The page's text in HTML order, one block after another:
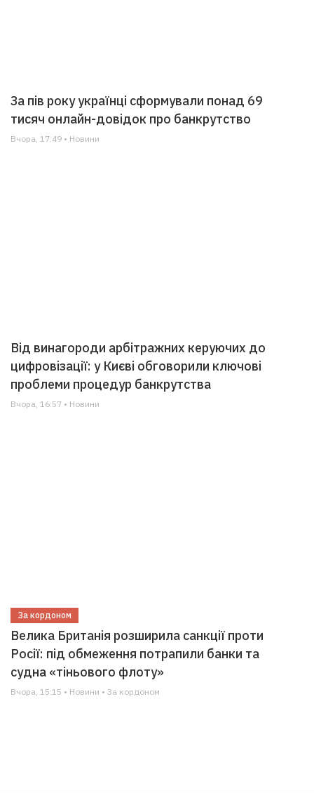
За пів року українці сформували понад 69
тисяч онлайн-довідок про банкрутство
Вчора, 17:49 • Новини
Від винагороди арбітражних керуючих до
цифровізації: у Києві обговорили ключові
проблеми процедур банкрутства
Вчора, 16:57 • Новини
За кордоном
Велика Британія розширила санкції проти
Росії: під обмеження потрапили банки та
судна «тіньового флоту»
Вчора, 15:15 • Новини • За кордоном